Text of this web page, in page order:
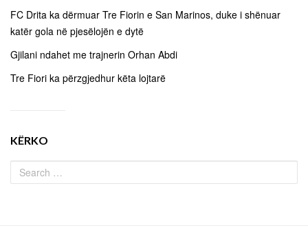
FC Drita ka dërmuar Tre Fiorin e San Marinos, duke i shënuar
katër gola në pjesëlojën e dytë
Gjilani ndahet me trajnerin Orhan Abdi
Tre Fiori ka përzgjedhur këta lojtarë
KËRKO